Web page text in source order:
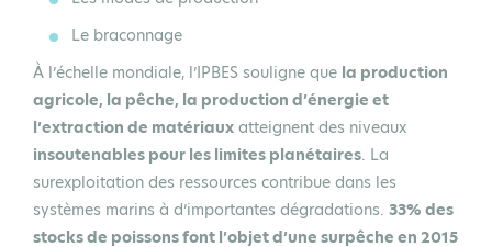
Le braconnage
À l’échelle mondiale, l’IPBES souligne que la production
agricole, la pêche, la production d’énergie et
l’extraction de matériaux atteignent des niveaux
insoutenables pour les limites planétaires. La
surexploitation des ressources contribue dans les
systèmes marins à d’importantes dégradations. 33% des
stocks de poissons font l’objet d’une surpêche en 2015